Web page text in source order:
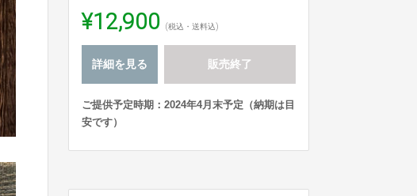
¥12,900 (税込・送料込)
詳細を見る 販売終了
ご提供予定時期：2024年4月末予定（納期は目
安です）